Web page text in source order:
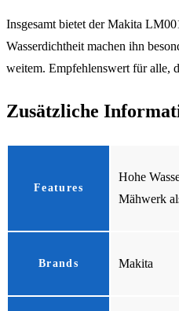
Insgesamt bietet der Makita
Wasserdichtheit machen ihn
weitem. Empfehlenswert für alle,
Zusätzliche
Features
Hohe
Mähwerk
Brands Makita